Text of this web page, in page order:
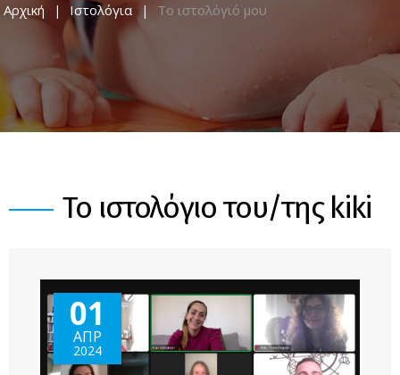
Αρχική Ιστολόγια Το ιστολόγιό μου
Το ιστολόγιο του/της kiki
01
ΑΠΡ
2024